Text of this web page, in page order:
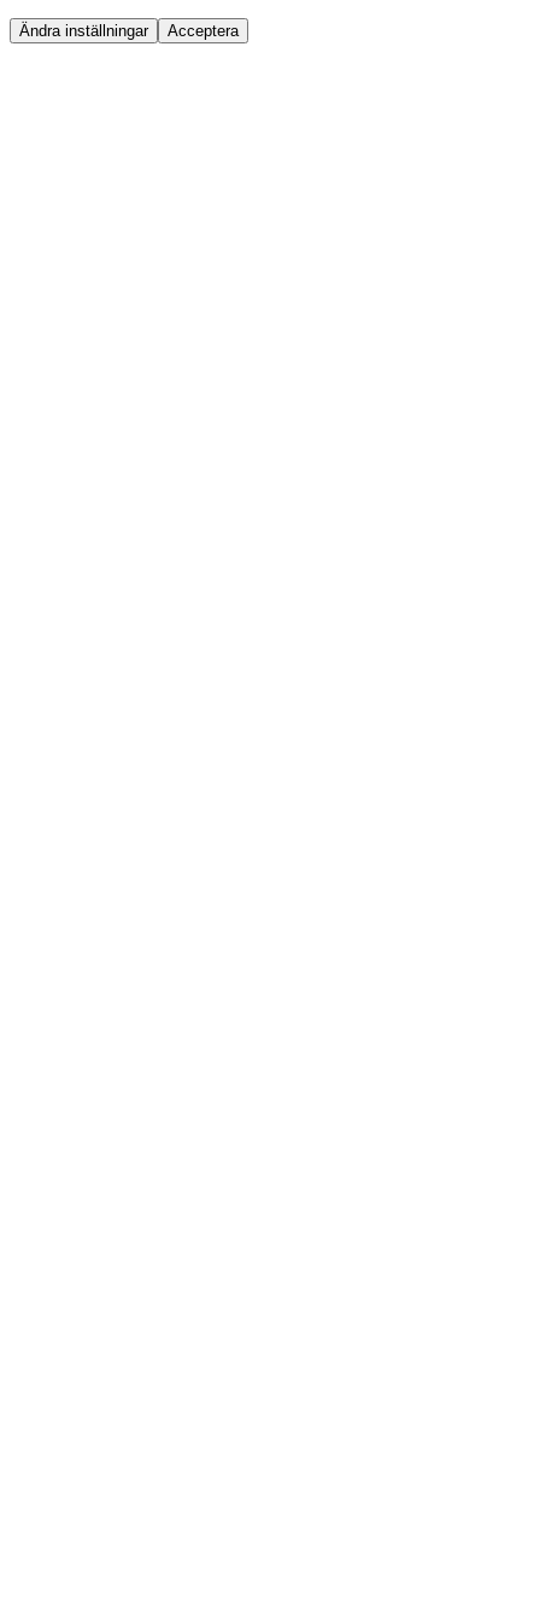
Ändra inställningar Acceptera